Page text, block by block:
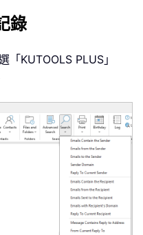
錄
「KUTOOLS PLUS」